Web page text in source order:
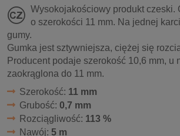
Wysokojakościowy produkt czeski.
o szerokości 11 mm. Na jednej
gumy.
Gumka jest sztywniejsza, ciężej się
Producent podaje szerokość 10,6 mm, u
zaokrąglona do 11 mm.
Szerokość: 11 mm
Grubość: 0,7 mm
Rozciągliwość: 113 %
Nawój: 5 m